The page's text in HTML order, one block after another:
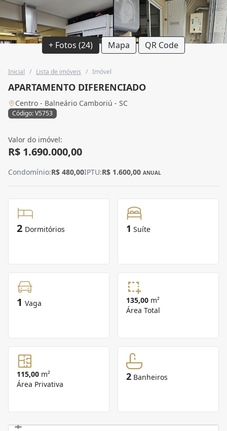
+ Fotos (24) Mapa QR Code
Inicial / Lista de imóveis / Imóvel
APARTAMENTO DIFERENCIADO
Centro - Balneário Camboriú - SC
Código: V5753
Valor do imóvel:
R$ 1.690.000,00
Condomínio:R$ 480,00IPTU:R$ 1.600,00 ANUAL
2 Dormitórios 1 Suíte
1 Vaga 135,00 m²
Área Total
115,00 m²
Área Privativa
2 Banheiros